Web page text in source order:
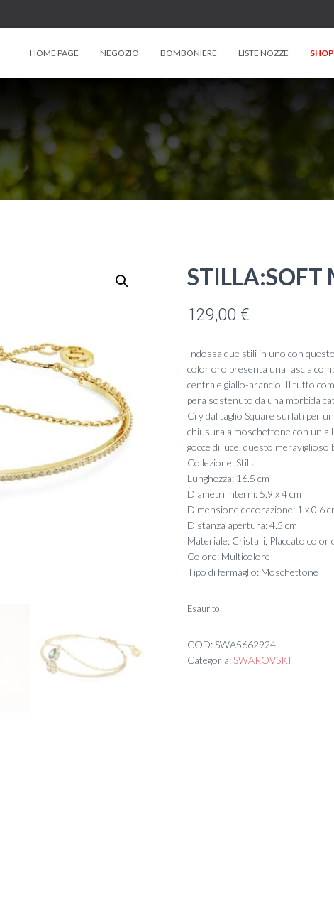
HOME PAGE NEGOZIO BOMBONIERE LISTE NOZZE
STILLA:SOFT
129,00 €
Indossa due stili in uno con
color oro presenta una fascia
centrale giallo-arancio. Il tutto
pera sostenuto da una morbida
Cry dal taglio Square sui lati per
chiusura a moschettone con un
gocce di luce, questo
Collezione: Stilla
Lunghezza: 16.5 cm
Diametri interni: 5.9 x 4 cm
Dimensione decorazione: 1 x 0.6
Distanza apertura: 4.5 cm
Materiale: Cristalli, Placcato color
Colore: Multicolore
Tipo di fermaglio: Moschettone
Esaurito
COD: SWA5662924
Categoria: SWAROVSKI